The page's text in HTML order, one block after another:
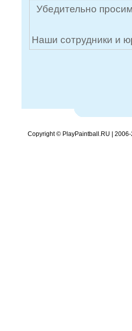
Убедительно
Наши сотрудники и
Copyright © PlayPaintball.RU | 2006-